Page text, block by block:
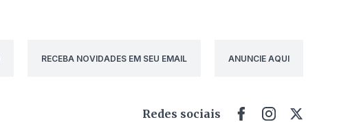
RECEBA NOVIDADES EM SEU EMAIL ANUNCIE AQUI
Redes sociais